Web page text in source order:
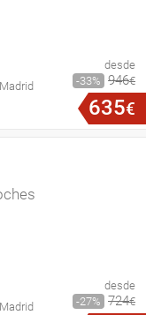
desde
33
946€
635€
desde
27
724€